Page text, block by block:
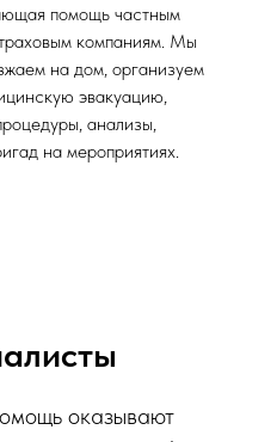
помощь частным
компаниям. Мы
на дом, организуем
эвакуацию,
анализы,
на мероприятиях.
оказывают